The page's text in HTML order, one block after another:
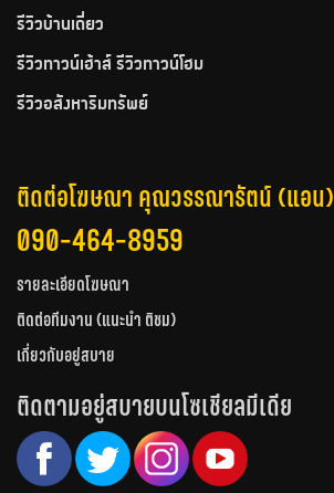
รีวิวบ้านเดี่ยว
รีวิวทาวน์เฮ้าส์ รีวิวทาวน์โฮม
รีวิวอสังหาริมทรัพย์
ติดต่อโฆษณา คุณวรรณารัตน์ (แอน)
090-464-8959
รายละเอียดโฆษณา
ติดต่อทีมงาน (แนะนำ ติชม)
เกี่ยวกับอยู่สบาย
ติดตามอยู่สบายบนโซเชียลมีเดีย